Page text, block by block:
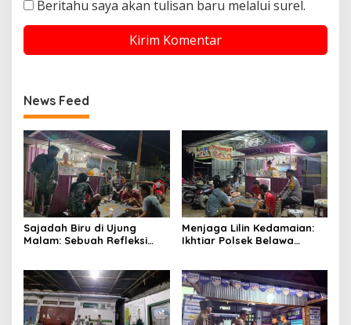
Beritahu saya akan tulisan baru melalui surel.
News Feed
Sajadah Biru di Ujung
Malam: Sebuah Refleksi
Menjaga Lilin Kedamaian:
Ikhtiar Polsek Belawa